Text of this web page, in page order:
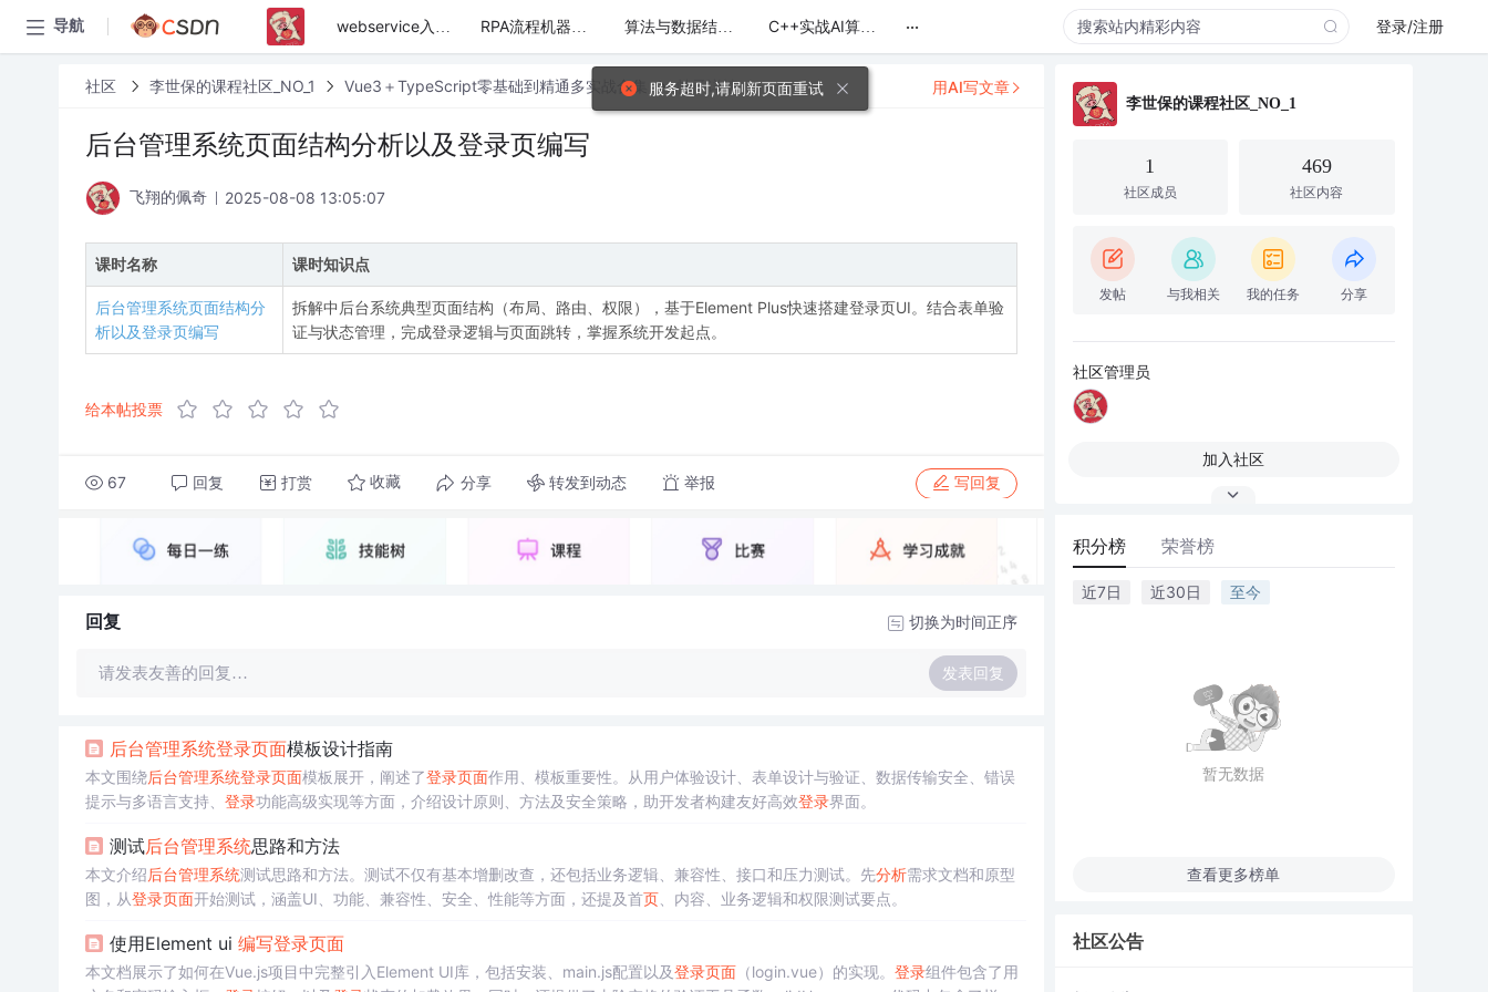
导航 webservice入门到精通实战教程 RPA流程机器人编程(纯干货无废话) 算法与数据结构精讲：回溯、动态规划、排序与搜索全攻略 C++实战AI算法：从基础到自动微分与矩阵封装 ... 登录/注册
社区 李世保的课程社区_NO_1 Vue3＋TypeScript零基础到精通多实战合集 帖子详情
后台管理系统页面结构分析以及登录页编写
飞翔的佩奇 2025-08-08 13:05:07
课时名称 课时知识点
后台管理系统页面结构分
析以及登录页编写
拆解中后台系统典型页面结构（布局、路由、权限），基于Element Plus快速搭建登录页UI。结合表单验
证与状态管理，完成登录逻辑与页面跳转，掌握系统开发起点。
给本帖投票
67 回复 打赏 收藏 分享 转发到动态 举报 写回复
用AI写文章
回复 切换为时间正序
请发表友善的回复… 发表回复
后台管理系统登录页面模板设计指南
本文围绕后台管理系统登录页面模板展开，阐述了登录页面作用、模板重要性。从用户体验设计、表单设计与验证、数据传输安全、错误
提示与多语言支持、 登录功能高级实现等方面，介绍设计原则、方法及安全策略，助开发者构建友好高效登录界面。
测试后台管理系统思路和方法
本文介绍后台管理系统测试思路和方法。测试不仅有基本增删改查，还包括业务逻辑、兼容性、接口和压力测试。先分析需求文档和原型
图，从登录页面开始测试，涵盖UI、功能、兼容性、安全、性能等方面，还提及首页、内容、业务逻辑和权限测试要点。
使用Element ui 编写登录页面
本文档展示了如何在Vue.js项目中完整引入Element UI库，包括安装、main.js配置以及登录页面（login.vue）的实现。 登录组件包含了用
李世保的课程社区_NO_1
1
社区成员
469
社区内容
发帖 与我相关 我的任务 分享
社区管理员
加入社区
积分榜 荣誉榜
近7日 近30日 至今
暂无数据
查看更多榜单
社区公告
服务超时,请刷新页面重试